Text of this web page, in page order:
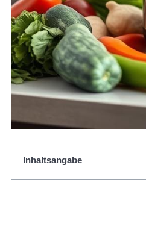
Inhaltsangabe